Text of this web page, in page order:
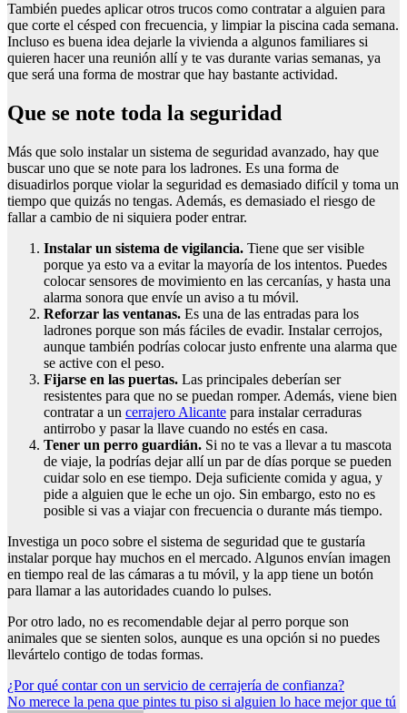
También puedes aplicar otros trucos como contratar a alguien para
que corte el césped con frecuencia, y limpiar la piscina cada semana.
Incluso es buena idea dejarle la vivienda a algunos familiares si
quieren hacer una reunión allí y te vas durante varias semanas, ya
que será una forma de mostrar que hay bastante actividad.
Que se note toda la seguridad
Más que solo instalar un sistema de seguridad avanzado, hay que
buscar uno que se note para los ladrones. Es una forma de
disuadirlos porque violar la seguridad es demasiado difícil y toma un
tiempo que quizás no tengas. Además, es demasiado el riesgo de
fallar a cambio de ni siquiera poder entrar.
Instalar un sistema de vigilancia. Tiene que ser visible
porque ya esto va a evitar la mayoría de los intentos. Puedes
colocar sensores de movimiento en las cercanías, y hasta una
alarma sonora que envíe un aviso a tu móvil.
Reforzar las ventanas. Es una de las entradas para los
ladrones porque son más fáciles de evadir. Instalar cerrojos,
aunque también podrías colocar justo enfrente una alarma que
se active con el peso.
Fijarse en las puertas. Las principales deberían ser
resistentes para que no se puedan romper. Además, viene bien
contratar a un cerrajero Alicante para instalar cerraduras
antirrobo y pasar la llave cuando no estés en casa.
Tener un perro guardián. Si no te vas a llevar a tu mascota
de viaje, la podrías dejar allí un par de días porque se pueden
cuidar solo en ese tiempo. Deja suficiente comida y agua, y
pide a alguien que le eche un ojo. Sin embargo, esto no es
posible si vas a viajar con frecuencia o durante más tiempo.
Investiga un poco sobre el sistema de seguridad que te gustaría
instalar porque hay muchos en el mercado. Algunos envían imagen
en tiempo real de las cámaras a tu móvil, y la app tiene un botón
para llamar a las autoridades cuando lo pulses.
Por otro lado, no es recomendable dejar al perro porque son
animales que se sienten solos, aunque es una opción si no puedes
llevártelo contigo de todas formas.
Navegación
¿Por qué contar con un servicio de cerrajería de confianza?
No merece la pena que pintes tu piso si alguien lo hace mejor que tú